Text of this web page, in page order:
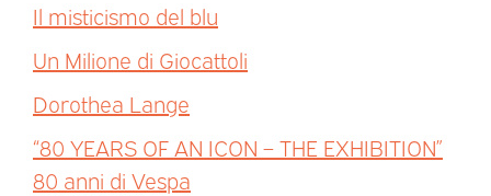
Il misticismo del blu
Un Milione di Giocattoli
Dorothea Lange
“80 YEARS OF AN ICON – THE EXHIBITION”
80 anni di Vespa